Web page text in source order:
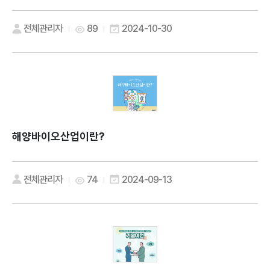
전체관리자 89 2024-10-30
해양바이오산업이란?
전체관리자 74 2024-09-13